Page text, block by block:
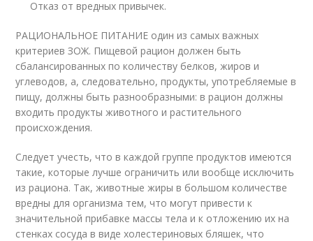
Отказ от вредных привычек.
РАЦИОНАЛЬНОЕ ПИТАНИЕ один из самых важных
критериев ЗОЖ. Пищевой рацион должен быть
сбалансированных по количеству белков, жиров и
углеводов, а, следовательно, продукты, употребляемые в
пищу, должны быть разнообразными: в рацион должны
входить продукты животного и растительного
происхождения.
Следует учесть, что в каждой группе продуктов имеются
такие, которые лучше ограничить или вообще исключить
из рациона. Так, животные жиры в большом количестве
вредны для организма тем, что могут привести к
значительной прибавке массы тела и к отложению их на
стенках сосуда в виде холестериновых бляшек, что